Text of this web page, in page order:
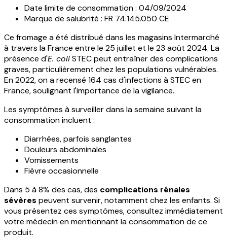
Date limite de consommation : 04/09/2024
Marque de salubrité : FR 74.145.050 CE
Ce fromage a été distribué dans les magasins Intermarché
à travers la France entre le 25 juillet et le 23 août 2024. La
présence d'E. coliSTEC peut entraîner des complications
graves, particulièrement chez les populations vulnérables.
En 2022, on a recensé 164 cas d'infections à STEC en
France, soulignant l'importance de la vigilance.
Les symptômes à surveiller dans la semaine suivant la
consommation incluent :
Diarrhées, parfois sanglantes
Douleurs abdominales
Vomissements
Fièvre occasionnelle
Dans 5 à 8% des cas, des complications rénales
sévères peuvent survenir, notamment chez les enfants. Si
vous présentez ces symptômes, consultez immédiatement
votre médecin en mentionnant la consommation de ce
produit.